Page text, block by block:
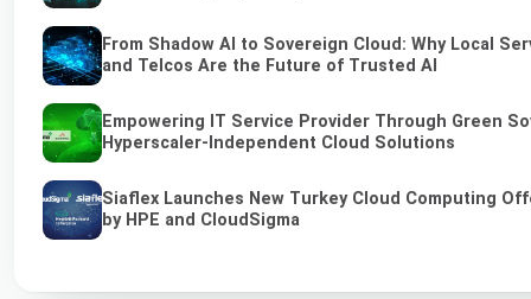
From Shadow AI to Sovereign Cloud: Why Local
and Telcos Are the Future of Trusted AI
Empowering IT Service Provider Through Green
Hyperscaler-Independent Cloud Solutions
Siaflex Launches New Turkey Cloud Computing
by HPE and CloudSigma